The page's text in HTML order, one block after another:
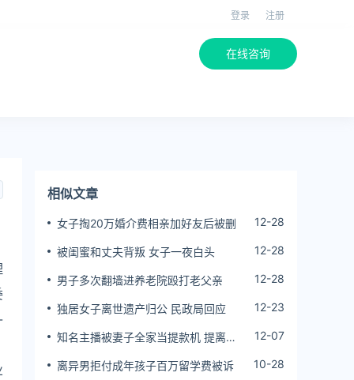
登录 注册
在线咨询
相似文章
女子掏20万婚介费相亲加好友后被删 12-28
被闺蜜和丈夫背叛 女子一夜白头 12-28
男子多次翻墙进养老院殴打老父亲 12-28
独居女子离世遗产归公 民政局回应 12-23
知名主播被妻子全家当提款机 提离婚
12-07
离异男拒付成年孩子百万留学费被诉 10-28